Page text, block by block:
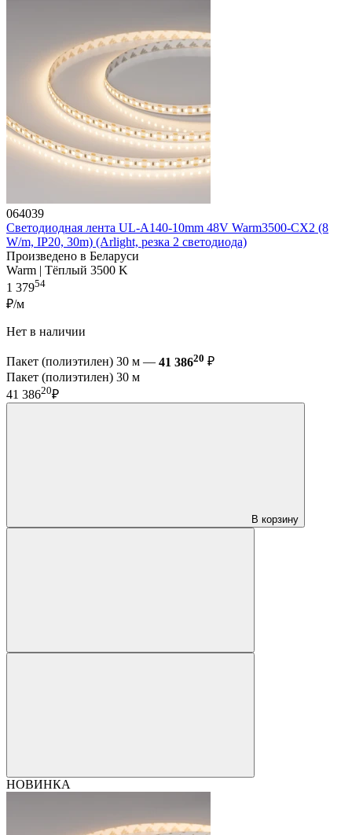
064039
Светодиодная лента UL-A140-10mm 48V Warm3500-CX2 (8
W/m, IP20, 30m) (Arlight, резка 2 светодиода)
Произведено в Беларуси
Warm | Тёплый 3500 K
1 37954
₽/м
Нет в наличии
Пакет (полиэтилен) 30 м — 41 38620 ₽
Пакет (полиэтилен) 30 м
41 38620₽
В корзину
НОВИНКА